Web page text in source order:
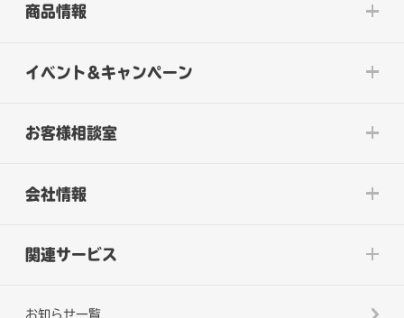
商品情報
イベント&キャンペーン
お客様相談室
会社情報
関連サービス
お知らせ一覧